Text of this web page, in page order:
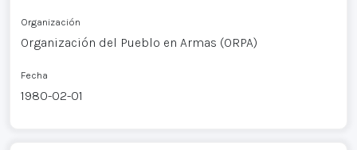
Organización
Organización del Pueblo en Armas (ORPA)
Fecha
1980-02-01